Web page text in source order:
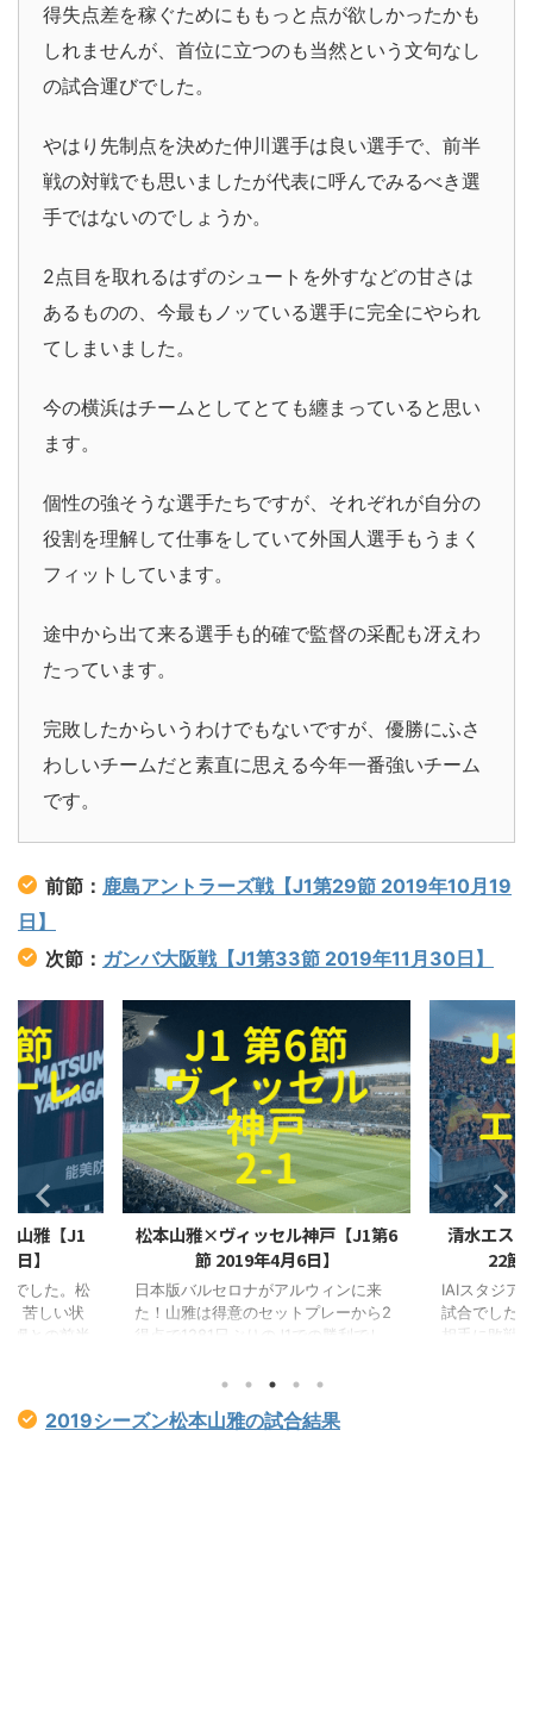
得失点差を稼ぐためにももっと点が欲しかったかも
しれませんが、首位に立つのも当然という文句なし
の試合運びでした。
やはり先制点を決めた仲川選手は良い選手で、前半
戦の対戦でも思いましたが代表に呼んでみるべき選
手ではないのでしょうか。
2点目を取れるはずのシュートを外すなどの甘さは
あるものの、今最もノッている選手に完全にやられ
てしまいました。
今の横浜はチームとしてとても纏まっていると思い
ます。
個性の強そうな選手たちですが、それぞれが自分の
役割を理解して仕事をしていて外国人選手もうまく
フィットしています。
途中から出て来る選手も的確で監督の采配も冴えわ
たっています。
完敗したからいうわけでもないですが、優勝にふさ
わしいチームだと素直に思える今年一番強いチーム
です。
前節： 鹿島アントラーズ戦【J1第29節 2019年10月19
日】
次節： ガンバ大阪戦【J1第33節 2019年11月30日】
山雅【J1
日】
でした。松
く苦しい状
幌との前半
た。當間選
松本山雅×ヴィッセル神戸【J1第6
節 2019年4月6日】
日本版バルセロナがアルウィンに来
た！山雅は得意のセットプレーから2
得点で1281日ぶりのJ1での勝利でし
神戸のマッチレビュー。お互いのファ
になった選手をレポートします！この
清水エス
22節
IAIスタジア
試合でした
相手に敗戦
2019シーズン松本山雅の試合結果